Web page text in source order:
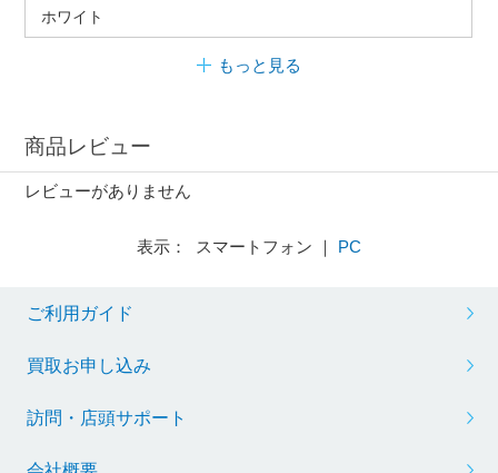
ホワイト
もっと見る
商品レビュー
レビューがありません
表示： スマートフォン ｜ PC
ご利用ガイド
買取お申し込み
訪問・店頭サポート